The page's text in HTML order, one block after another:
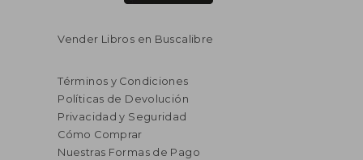
Vender Libros en Buscalibre
Términos y Condiciones
Políticas de Devolución
Privacidad y Seguridad
Cómo Comprar
Nuestras Formas de Pago